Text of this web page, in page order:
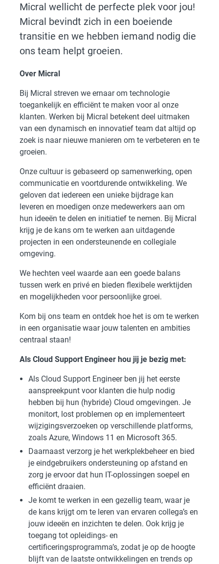
Micral wellicht de perfecte plek voor jou!
Micral bevindt zich in een boeiende
transitie en we hebben iemand nodig die
ons team helpt groeien.
Over Micral
Bij Micral streven we ernaar om technologie
toegankelijk en efficiënt te maken voor al onze
klanten. Werken bij Micral betekent deel uitmaken
van een dynamisch en innovatief team dat altijd op
zoek is naar nieuwe manieren om te verbeteren en te
groeien.
Onze cultuur is gebaseerd op samenwerking, open
communicatie en voortdurende ontwikkeling. We
geloven dat iedereen een unieke bijdrage kan
leveren en moedigen onze medewerkers aan om
hun ideeën te delen en initiatief te nemen. Bij Micral
krijg je de kans om te werken aan uitdagende
projecten in een ondersteunende en collegiale
omgeving.
We hechten veel waarde aan een goede balans
tussen werk en privé en bieden flexibele werktijden
en mogelijkheden voor persoonlijke groei.
Kom bij ons team en ontdek hoe het is om te werken
in een organisatie waar jouw talenten en ambities
centraal staan!
Als Cloud Support Engineer hou jij je bezig met:
Als Cloud Support Engineer ben jij het eerste
aanspreekpunt voor klanten die hulp nodig
hebben bij hun (hybride) Cloud omgevingen. Je
monitort, lost problemen op en implementeert
wijzigingsverzoeken op verschillende platforms,
zoals Azure, Windows 11 en Microsoft 365.
Daarnaast verzorg je het werkplekbeheer en bied
je eindgebruikers ondersteuning op afstand en
zorg je ervoor dat hun IT-oplossingen soepel en
efficiënt draaien.
Je komt te werken in een gezellig team, waar je
de kans krijgt om te leren van ervaren collega’s en
jouw ideeën en inzichten te delen. Ook krijg je
toegang tot opleidings- en
certificeringsprogramma’s, zodat je op de hoogte
blijft van de laatste ontwikkelingen en trends op